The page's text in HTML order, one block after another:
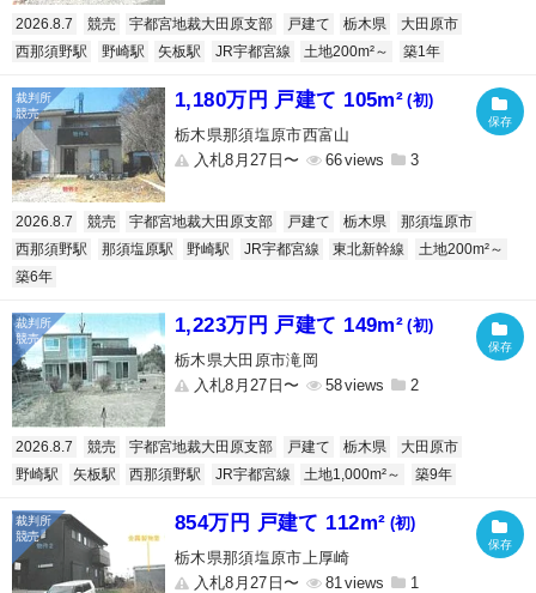
2026.8.7 競売 宇都宮地裁大田原支部 戸建て 栃木県
大田原市
西那須野駅
野崎駅 矢板駅 JR宇都宮線 土地200m²～ 築1年
1,180万円 戸建て 105m² (初)
栃木県那須塩原市西富山
入札8月27日〜
66 3
2026.8.7 競売 宇都宮地裁大田原支部 戸建て 栃木県
那須塩原市
西那須野駅
那須塩原駅 野崎駅 JR宇都宮線 東北新幹線
土地200m²～
築6年
1,223万円 戸建て 149m² (初)
栃木県大田原市滝岡
入札8月27日〜
58 2
2026.8.7 競売 宇都宮地裁大田原支部 戸建て 栃木県
大田原市
野崎駅
矢板駅 西那須野駅 JR宇都宮線 土地1,000m²～ 築9年
854万円 戸建て 112m² (初)
栃木県那須塩原市上厚崎
入札8月27日〜
81 1